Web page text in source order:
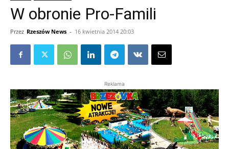
W obronie Pro-Famili
Przez Rzeszów News - 16 kwietnia 2014 20:03
Reklama